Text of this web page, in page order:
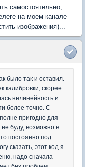
самостоятельно,
на моем канале
изображения)...
было так и оставил.
калибровки, скорее
нелинейность и
более точно. С
пригодно для
буду, возможно в
постоянно под
сказать, этот код я
надо сначала